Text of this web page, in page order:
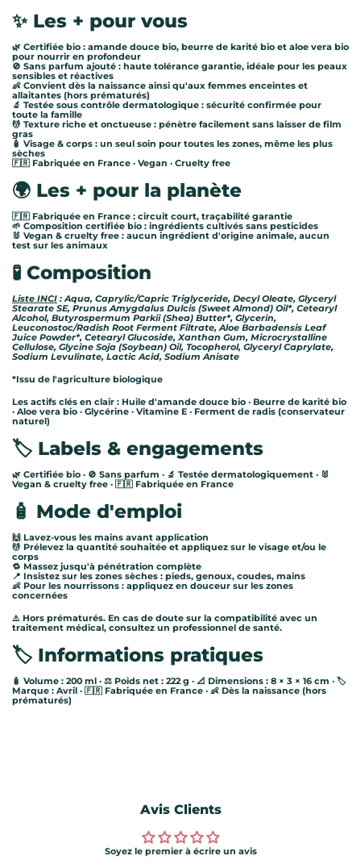
✨ Les + pour vous
🌿 Certifiée bio : amande douce bio, beurre de karité bio et aloe vera bio
pour nourrir en profondeur
🚫 Sans parfum ajouté : haute tolérance garantie, idéale pour les peaux
sensibles et réactives
👶 Convient dès la naissance ainsi qu'aux femmes enceintes et
allaitantes (hors prématurés)
🔬 Testée sous contrôle dermatologique : sécurité confirmée pour
toute la famille
💆 Texture riche et onctueuse : pénètre facilement sans laisser de film
gras
🧴 Visage & corps : un seul soin pour toutes les zones, même les plus
sèches
🇫🇷 Fabriquée en France · Vegan · Cruelty free
🌍 Les + pour la planète
🇫🇷 Fabriquée en France : circuit court, traçabilité garantie
🌱 Composition certifiée bio : ingrédients cultivés sans pesticides
🐰 Vegan & cruelty free : aucun ingrédient d'origine animale, aucun
test sur les animaux
🧪 Composition
Liste INCI : Aqua, Caprylic/Capric Triglyceride, Decyl Oleate, Glyceryl
Stearate SE, Prunus Amygdalus Dulcis (Sweet Almond) Oil*, Cetearyl
Alcohol, Butyrospermum Parkii (Shea) Butter*, Glycerin,
Leuconostoc/Radish Root Ferment Filtrate, Aloe Barbadensis Leaf
Juice Powder*, Cetearyl Glucoside, Xanthan Gum, Microcrystalline
Cellulose, Glycine Soja (Soybean) Oil, Tocopherol, Glyceryl Caprylate,
Sodium Levulinate, Lactic Acid, Sodium Anisate
*Issu de l'agriculture biologique
Les actifs clés en clair : Huile d'amande douce bio · Beurre de karité bio
· Aloe vera bio · Glycérine · Vitamine E · Ferment de radis (conservateur
naturel)
🏷️ Labels & engagements
🌿 Certifiée bio · 🚫 Sans parfum · 🔬 Testée dermatologiquement · 🐰
Vegan & cruelty free · 🇫🇷 Fabriquée en France
🧴 Mode d'emploi
🙌 Lavez-vous les mains avant application
💆 Prélevez la quantité souhaitée et appliquez sur le visage et/ou le
corps
🔁 Massez jusqu'à pénétration complète
📍 Insistez sur les zones sèches : pieds, genoux, coudes, mains
👶 Pour les nourrissons : appliquez en douceur sur les zones
concernées
⚠️ Hors prématurés. En cas de doute sur la compatibilité avec un
traitement médical, consultez un professionnel de santé.
🏷️ Informations pratiques
🧴 Volume : 200 ml · ⚖️ Poids net : 222 g · 📐 Dimensions : 8 × 3 × 16 cm · 🏷️
Marque : Avril · 🇫🇷 Fabriquée en France · 👶 Dès la naissance (hors
prématurés)
Avis Clients
Soyez le premier à écrire un avis